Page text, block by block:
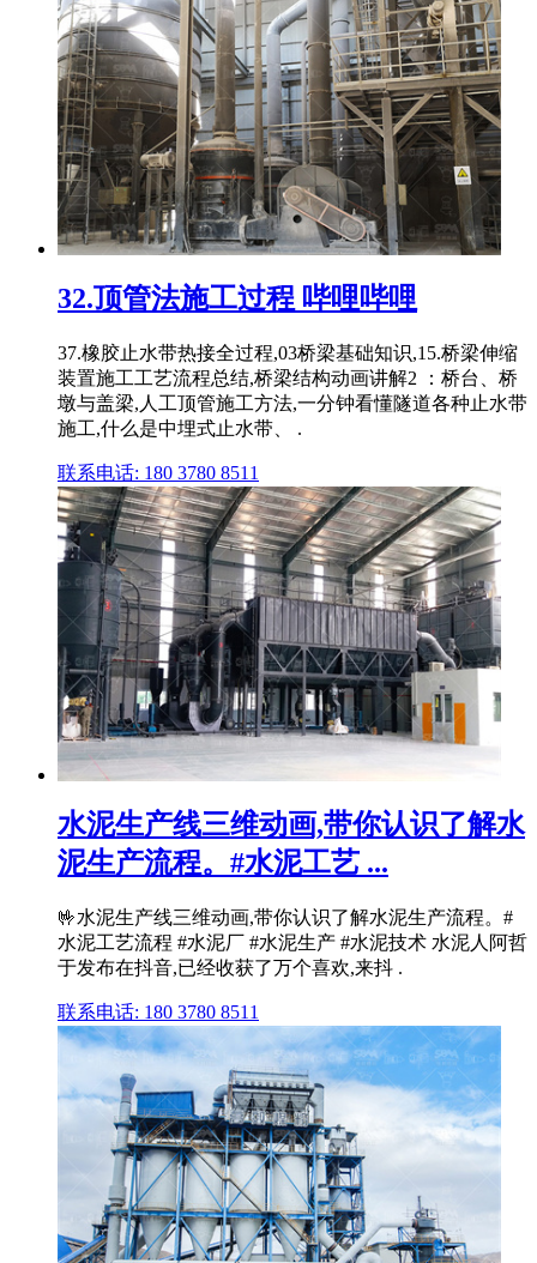
32.顶管法施工过程 哔哩哔哩
37.橡胶止水带热接全过程,03桥梁基础知识,15.桥梁伸缩
装置施工工艺流程总结,桥梁结构动画讲解2 ：桥台、桥
墩与盖梁,人工顶管施工方法,一分钟看懂隧道各种止水带
施工,什么是中埋式止水带、 .
联系电话: 180 3780 8511
水泥生产线三维动画,带你认识了解水
泥生产流程。#水泥工艺 ...
🤟水泥生产线三维动画,带你认识了解水泥生产流程。#
水泥工艺流程 #水泥厂 #水泥生产 #水泥技术 水泥人阿哲
于发布在抖音,已经收获了万个喜欢,来抖 .
联系电话: 180 3780 8511